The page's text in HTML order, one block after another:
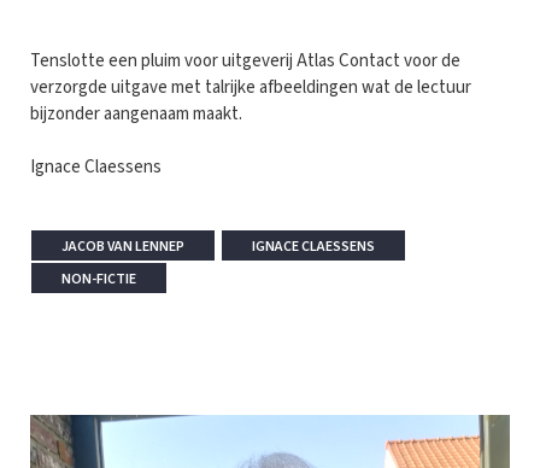
Tenslotte een pluim voor uitgeverij Atlas Contact voor de
verzorgde uitgave met talrijke afbeeldingen wat de lectuur
bijzonder aangenaam maakt.
Ignace Claessens
JACOB VAN LENNEP
IGNACE CLAESSENS
NON-FICTIE